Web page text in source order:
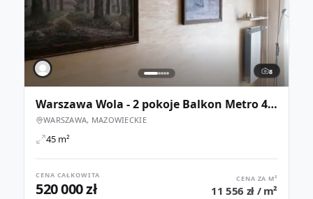
8
Warszawa Wola - 2 pokoje Balkon Metro 45m2
WARSZAWA, MAZOWIECKIE
45 m²
CENA CAŁKOWITA
520 000 zł
CENA ZA M²
11 556 zł / m²